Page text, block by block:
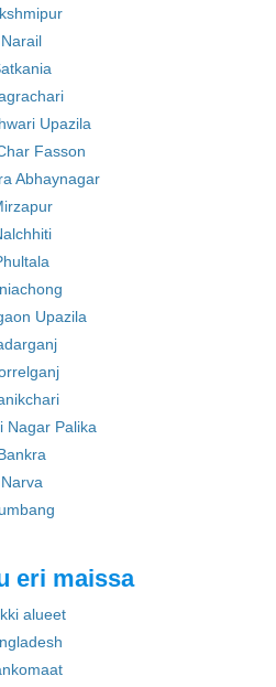
Narail
Upazila
Fasson
Abhaynagar
Upazila
Nagar Palika
Narva
eri maissa
alueet